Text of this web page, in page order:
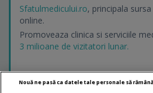
Sfatulmedicului.ro, principala
online.
Promoveaza clinica si serviciile
3 milioane de vizitatori lunar.
Nouă ne pasă ca datele tale personale să